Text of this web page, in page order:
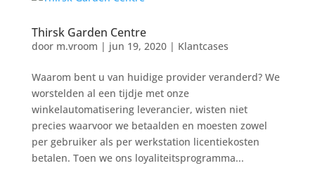
Thirsk Garden Centre
door m.vroom | jun 19, 2020| Klantcases
Waarom bent u van huidige provider veranderd? We
worstelden al een tijdje met onze
winkelautomatisering leverancier, wisten niet
precies waarvoor we betaalden en moesten zowel
per gebruiker als per werkstation licentiekosten
betalen. Toen we ons loyaliteitsprogramma...